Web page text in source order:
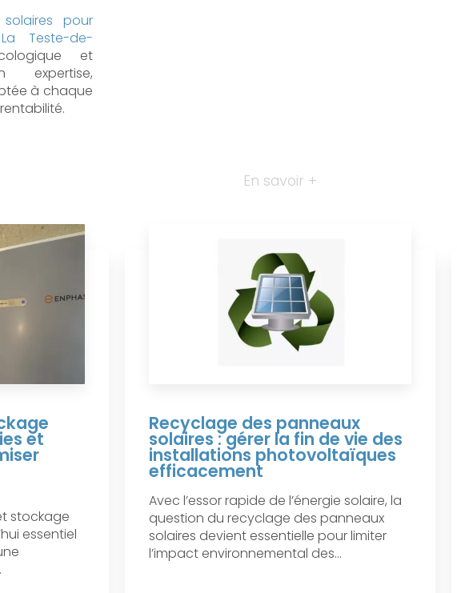
pour
La Teste-de-
et
à chaque
En savoir +
et
stockage
essentiel
Recyclage des panneaux
solaires : gérer la fin de vie des
installations photovoltaïques
efficacement
Avec l’essor rapide de l’énergie solaire, la
question du recyclage des panneaux
solaires devient essentielle pour limiter
l’impact environnemental des...